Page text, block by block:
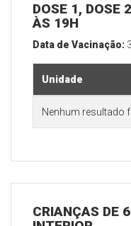
DOSE 1, DOSE
ÀS 19H
Data de Vacinação:
Unidade
Nenhum resultado
CRIANÇAS DE